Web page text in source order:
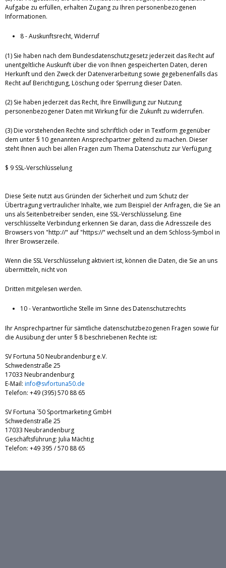
Aufgabe zu erfüllen, erhalten Zugang zu Ihren personenbezogenen
Informationen.
8 - Auskunftsrecht, Widerruf
(1) Sie haben nach dem Bundesdatenschutzgesetz jederzeit das Recht auf
unentgeltliche Auskunft über die von Ihnen gespeicherten Daten, deren
Herkunft und den Zweck der Datenverarbeitung sowie gegebenenfalls das
Recht auf Berichtigung, Löschung oder Sperrung dieser Daten.
(2) Sie haben jederzeit das Recht, Ihre Einwilligung zur Nutzung
personenbezogener Daten mit Wirkung für die Zukunft zu widerrufen.
(3) Die vorstehenden Rechte sind schriftlich oder in Textform gegenüber
dem unter § 10 genannten Ansprechpartner geltend zu machen. Dieser
steht Ihnen auch bei allen Fragen zum Thema Datenschutz zur Verfügung
$ 9 SSL-Verschlüsselung
Diese Seite nutzt aus Gründen der Sicherheit und zum Schutz der
Übertragung vertraulicher Inhalte, wie zum Beispiel der Anfragen, die Sie an
uns als Seitenbetreiber senden, eine SSL-Verschlüsselung. Eine
verschlüsselte Verbindung erkennen Sie daran, dass die Adresszeile des
Browsers von "http://" auf "https://" wechselt und an dem Schloss-Symbol in
Ihrer Browserzeile.
Wenn die SSL Verschlüsselung aktiviert ist, können die Daten, die Sie an uns
übermitteln, nicht von
Dritten mitgelesen werden.
10 - Verantwortliche Stelle im Sinne des Datenschutzrechts
Ihr Ansprechpartner für sämtliche datenschutzbezogenen Fragen sowie für
die Ausübung der unter § 8 beschriebenen Rechte ist:
SV Fortuna 50 Neubrandenburg e.V.
Schwedenstraße 25
17033 Neubrandenburg
E-Mail: info@svfortuna50.de
Telefon: +49 (395) 570 88 65
SV Fortuna ´50 Sportmarketing GmbH
Schwedenstraße 25
17033 Neubrandenburg
Geschäftsführung: Julia Mächtig
Telefon: +49 395 / 570 88 65